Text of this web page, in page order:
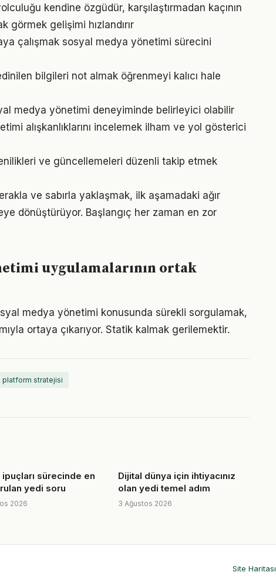
kendine özgüdür, karşılaştırmadan kaçının
görmek gelişimi hızlandırır
çalışmak sosyal medya yönetimi sürecini
bilgileri not almak öğrenmeyi kalıcı hale
medya yönetimi deneyiminde belirleyici olabilir
alışkanlıklarını incelemek ilham ve yol gösterici
ve güncellemeleri düzenli takip etmek
ve sabırla yaklaşmak, ilk aşamadaki ağır
dönüştürüyor. Başlangıç her zaman en zor
uygulamalarının ortak
medya yönetimi konusunda sürekli sorgulamak,
ortaya çıkarıyor. Statik kalmak gerilemektir.
platform stratejisi
ipuçları sürecinde en
yedi soru
2026
Dijital dünya için ihtiyacınız
olan yedi temel adım
3 Ağustos 2026
Site Haritası